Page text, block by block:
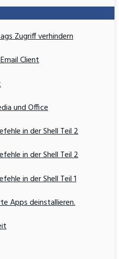
Zugriff verhindern
Client
und Office
in der Shell Teil 2
in der Shell Teil 2
in der Shell Teil 1
Apps deinstallieren.